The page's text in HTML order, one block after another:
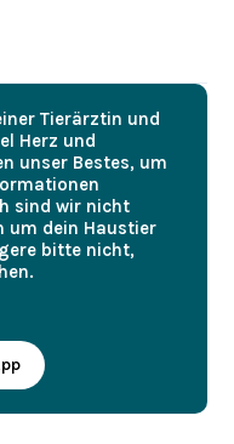
Tierärztin und
Herz und
unser Bestes, um
sind wir nicht
um dein Haustier
bitte nicht,